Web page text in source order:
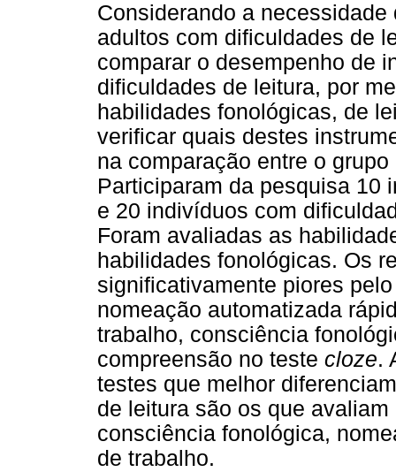
Considerando a
adultos com dificuldades de
comparar o desempenho de
dificuldades de leitura, por
habilidades fonológicas, de
verificar quais destes
na comparação entre o
Participaram da pesquisa 10
e 20 indivíduos com
Foram avaliadas as
habilidades fonológicas. Os
significativamente piores
nomeação automatizada
trabalho, consciência
compreensão no teste cloze.
testes que melhor
de leitura são os que
consciência fonológica,
de trabalho.